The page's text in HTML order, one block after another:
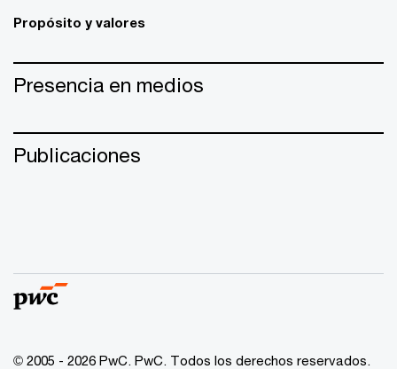
Propósito y valores
Presencia en medios
Publicaciones
© 2005 - 2026 PwC. PwC. Todos los derechos reservados.